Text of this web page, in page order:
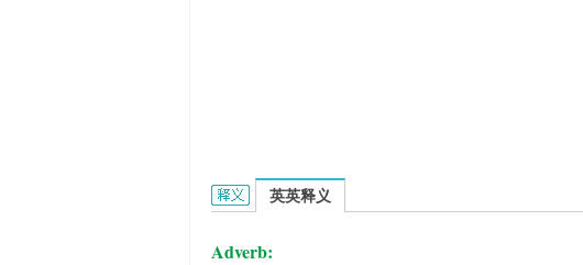
unexpectedly的英文翻译是什么意思，词典释义与在
英英释义
Adverb: